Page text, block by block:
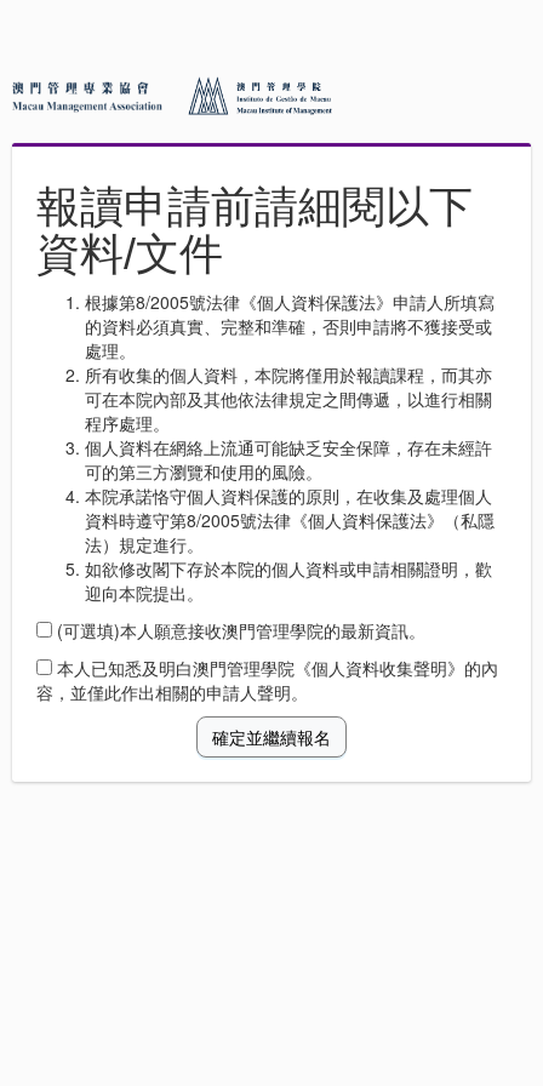
報讀申請前請細閱以下
資料/文件
根據第8/2005號法律《個人資料保護法》申請人所填寫
的資料必須真實、完整和準確，否則申請將不獲接受或
處理。
所有收集的個人資料，本院將僅用於報讀課程，而其亦
可在本院內部及其他依法律規定之間傳遞，以進行相關
程序處理。
個人資料在網絡上流通可能缺乏安全保障，存在未經許
可的第三方瀏覽和使用的風險。
本院承諾恪守個人資料保護的原則，在收集及處理個人
資料時遵守第8/2005號法律《個人資料保護法》（私隱
法）規定進行。
如欲修改閣下存於本院的個人資料或申請相關證明，歡
迎向本院提出。
(可選填)本人願意接收澳門管理學院的最新資訊。
本人已知悉及明白澳門管理學院《個人資料收集聲明》的內
容，並僅此作出相關的申請人聲明。
確定並繼續報名